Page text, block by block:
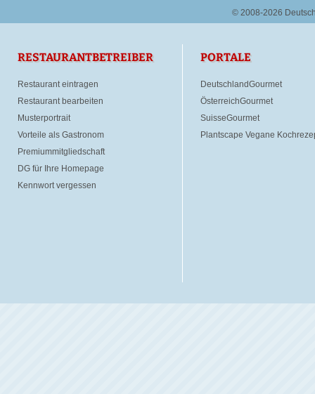
© 2008-2026
RESTAURANTBETREIBER
Restaurant eintragen
Restaurant bearbeiten
Musterportrait
Vorteile als Gastronom
Premiummitgliedschaft
DG für Ihre Homepage
Kennwort vergessen
PORTALE
DeutschlandGourmet
ÖsterreichGourmet
SuisseGourmet
Plantscape Vegane